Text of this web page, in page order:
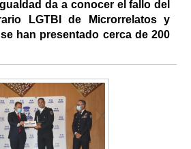
da a conocer el fallo del
LGTBI de Microrrelatos y
han presentado cerca de 200